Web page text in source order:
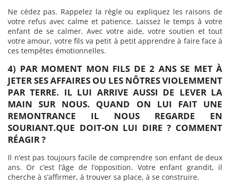
Ne cédez pas. Rappelez la règle ou expliquez les raisons de
votre refus avec calme et patience. Laissez le temps à votre
enfant de se calmer. Avec votre aide, votre soutien et tout
votre amour, votre fils va petit à petit apprendre à faire face à
ces tempêtes émotionnelles.
4) PAR MOMENT MON FILS DE 2 ANS SE MET À
JETER SES AFFAIRES OU LES NÔTRES VIOLEMMENT
PAR TERRE. IL LUI ARRIVE AUSSI DE LEVER LA
MAIN SUR NOUS. QUAND ON LUI FAIT UNE
REMONTRANCE IL NOUS REGARDE EN
SOURIANT.QUE DOIT-ON LUI DIRE ? COMMENT
RÉAGIR ?
Il n’est pas toujours facile de comprendre son enfant de deux
ans. Or c’est l’âge de l’opposition. Votre enfant grandit, il
cherche à s’affirmer, à trouver sa place, à se construire.